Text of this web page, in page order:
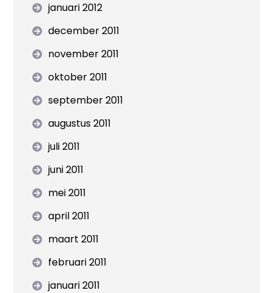
januari 2012
december 2011
november 2011
oktober 2011
september 2011
augustus 2011
juli 2011
juni 2011
mei 2011
april 2011
maart 2011
februari 2011
januari 2011